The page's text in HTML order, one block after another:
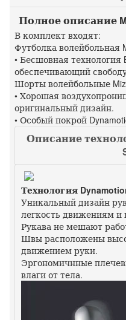
Полное описание
В комплект входят:
Футболка волейбольная
• Бесшовная
обеспечивающий
Шорты волейбольные
• Хорошая
оригинальный дизайн.
• Особый покрой
Описание
Технология
Уникальный дизайн
легкость движениям
Рукава не мешают
Швы расположены
движением руки.
Эргономичнные
влаги от тела.